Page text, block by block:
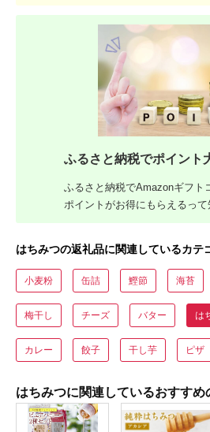
ふるさと納税でポイント
ふるさと納税でAmazonギフト
ポイントがお得にもらえるっ
はちみつの返礼品に関連しているカテ
小麦粉 缶詰 鰹節 海苔
梅干し チーズ バター は
カレー 餃子 干し芋 ピザ
はちみつに関連しているおすすめ